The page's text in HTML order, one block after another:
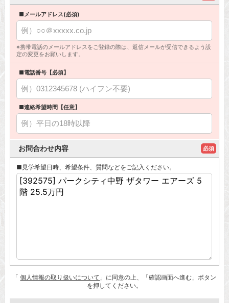
■メールアドレス(必須)
※携帯電話のメールアドレスをご登録の際は、返信メールが受信できるよう設
定の変更をお願いします。
■電話番号【必須】
■連絡希望時間【任意】
お問合わせ内容 必須
■見学希望日時、希望条件、質問などをご記入ください。
「個人情報の取り扱いについて 」に同意の上、「確認画面へ進む」ボタン
を押してください。